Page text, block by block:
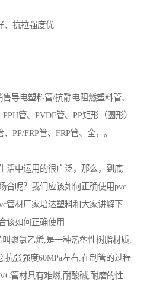
、抗拉强度优
导电塑料管/抗静电阻燃塑料管、
管、PVDF管、PP矩形（圆形）
PP/FRP管、FRP管、全，。
活中运用的很广泛，那么，到底
合呢？我们应该如何正确使用pvc
管材厂家培达塑料和大家讲解下
该如何正确使用
聚氯乙烯,是一种热塑性树脂材质,
抗张强度60MPa左右.在制管的过程
管材具有难燃,耐酸碱,耐磨的性